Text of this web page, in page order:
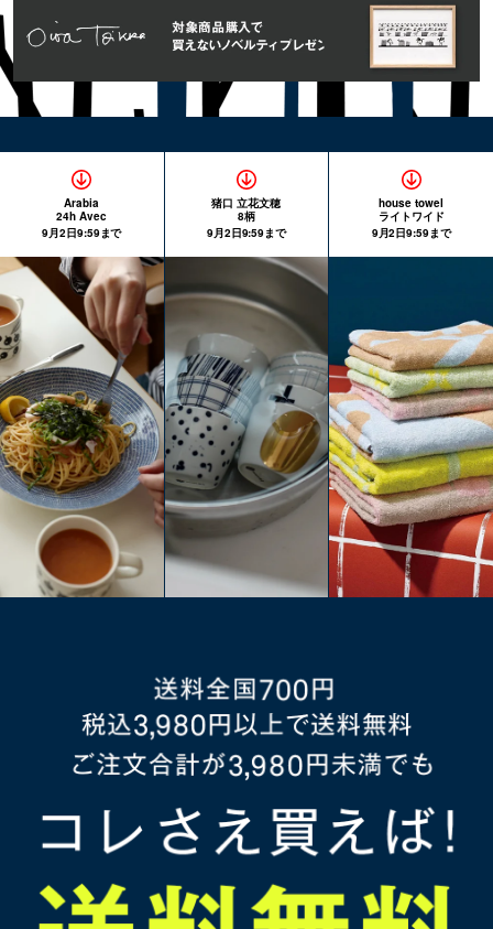
Arabia
24h Avec
9月2日9:59まで
猪口 立花文穂
8柄
9月2日9:59まで
house towel
ライトワイド
9月2日9:59まで